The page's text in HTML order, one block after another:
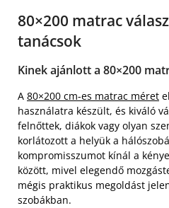
80×200 matrac
tanácsok
Kinek ajánlott a 80×200
A 80×200 cm-es matrac méret
használatra készült, és kiváló
felnőttek, diákok vagy olyan
korlátozott a helyük a
kompromisszumot kínál a
között, mivel elegendő
mégis praktikus megoldást
szobákban.